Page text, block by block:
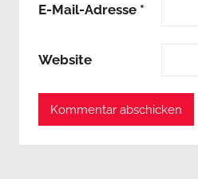
E-Mail-Adresse *
Website